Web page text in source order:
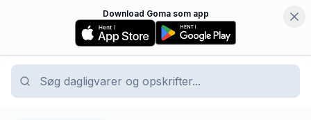
Download Goma som app